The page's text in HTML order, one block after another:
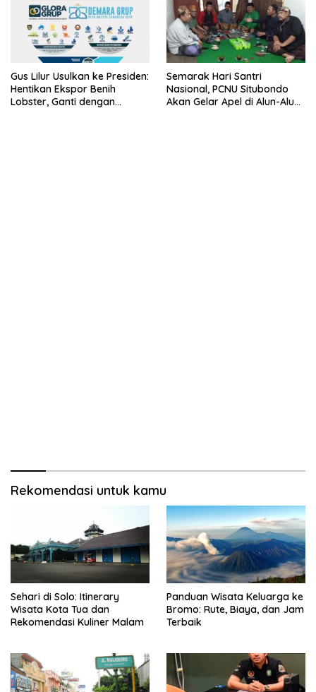
Gus Lilur Usulkan ke Presiden:
Hentikan Ekspor Benih
Lobster, Ganti dengan
Semarak Hari Santri
Nasional, PCNU Situbondo
Akan Gelar Apel di Alun-Alun
Rekomendasi untuk kamu
Sehari di Solo: Itinerary
Wisata Kota Tua dan
Rekomendasi Kuliner Malam
Panduan Wisata Keluarga ke
Bromo: Rute, Biaya, dan Jam
Terbaik